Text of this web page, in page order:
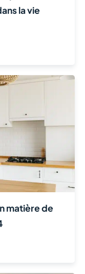
la vie
matière de